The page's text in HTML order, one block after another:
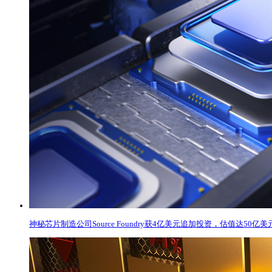
神秘芯片制造公司Source Foundry获4亿美元追加投资，估值达50亿美